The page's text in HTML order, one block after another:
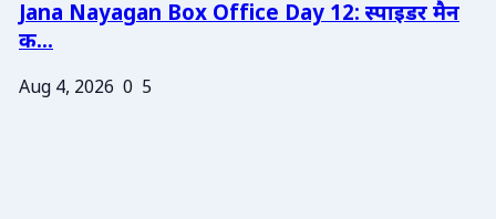
Jana Nayagan Box Office Day 12: स्पाइडर मैन
क...
Aug 4, 2026 0 5